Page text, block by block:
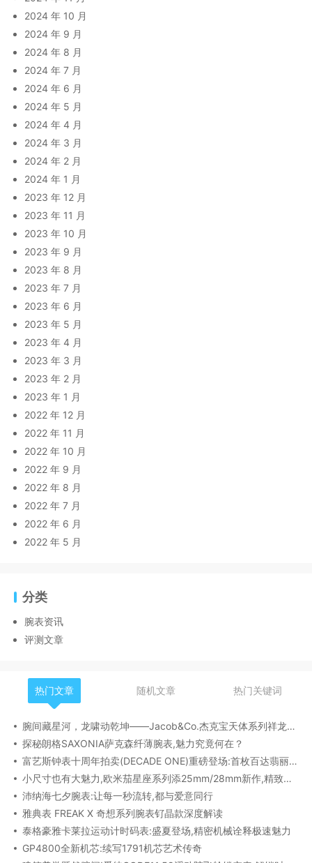
2024 年 10 月
2024 年 9 月
2024 年 8 月
2024 年 7 月
2024 年 6 月
2024 年 5 月
2024 年 4 月
2024 年 3 月
2024 年 2 月
2024 年 1 月
2023 年 12 月
2023 年 11 月
2023 年 10 月
2023 年 9 月
2023 年 8 月
2023 年 7 月
2023 年 6 月
2023 年 5 月
2023 年 4 月
2023 年 3 月
2023 年 2 月
2023 年 1 月
2022 年 12 月
2022 年 11 月
2022 年 10 月
2022 年 9 月
2022 年 8 月
2022 年 7 月
2022 年 6 月
2022 年 5 月
分类
腕表资讯
评测文章
热门文章 随机文章 热门关键词
腕间藏星河，龙啸动乾坤——Jacob&Co.杰克宝天体系列祥龙款艺术腕表解析
探秘朗格SAXONIA萨克森纤薄腕表,魅力究竟何在？
富艺斯钟表十周年拍卖(DECADE ONE)重磅登场:首枚百达翡丽1518精钢腕表领衔呈献
小尺寸也有大魅力,欧米茄星座系列添25mm/28mm新作,精致感拉满
沛纳海七夕腕表:让每一秒流转,都与爱意同行
雅典表 FREAK X 奇想系列腕表钌晶款深度解读​
泰格豪雅卡莱拉运动计时码表:盛夏登场,精密机械诠释极速魅力
GP4800全新机芯:续写1791机芯艺术传奇